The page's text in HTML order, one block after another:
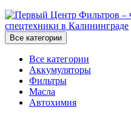
Все категории
Все категории
Аккумуляторы
Фильтры
Масла
Автохимия